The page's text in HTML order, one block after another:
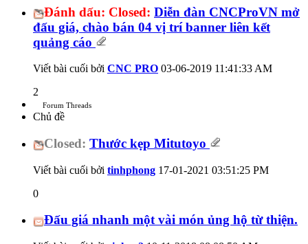
Đánh dấu: Closed: Diễn đàn CNCProVN mở
đấu giá, chào bán 04 vị trí banner liên kết
quảng cáo
Viết bài cuối bởi CNC PRO 03-06-2019 11:41:33 AM
2
Forum Threads
Chủ đề
Closed: Thước kẹp Mitutoyo
Viết bài cuối bởi tinhphong 17-01-2021 03:51:25 PM
0
Đấu giá nhanh một vài món ủng hộ từ thiện.